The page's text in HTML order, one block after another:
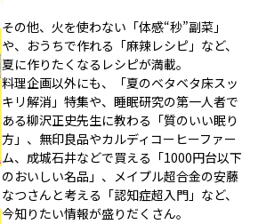
その他、火を使わない「体感“秒”副菜」
や、おうちで作れる「麻辣レシピ」など、
夏に作りたくなるレシピが満載。
料理企画以外にも、「夏のベタベタ床スッ
キリ解消」特集や、睡眠研究の第一人者で
ある柳沢正史先生に教わる「質のいい眠り
方」、無印良品やカルディコーヒーファー
ム、成城石井などで買える「1000円台以下
のおいしい名品」、メイプル超合金の安藤
なつさんと考える「認知症超入門」など、
今知りたい情報が盛りだくさん。